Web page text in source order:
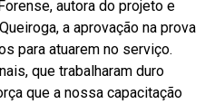
autora do projeto e
a aprovação na prova
para atuarem no serviço.
que trabalharam duro
que a nossa capacitação